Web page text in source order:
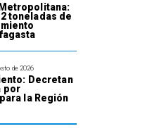
2 toneladas de
de 2026
Decretan
por
la Región